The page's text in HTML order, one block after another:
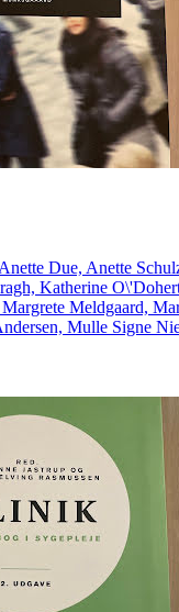
Due, Anette
Katherine
Meldgaard,
Mulle Signe